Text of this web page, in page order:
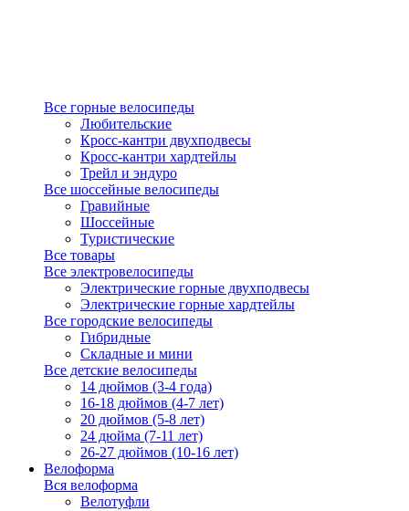
Все горные велосипеды
Любительские
Кросс-кантри двухподвесы
Кросс-кантри хардтейлы
Трейл и эндуро
Все шоссейные велосипеды
Гравийные
Шоссейные
Туристические
Все товары
Все электровелосипеды
Электрические горные двухподвесы
Электрические горные хардтейлы
Все городские велосипеды
Гибридные
Складные и мини
Все детские велосипеды
14 дюймов (3-4 года)
16-18 дюймов (4-7 лет)
20 дюймов (5-8 лет)
24 дюйма (7-11 лет)
26-27 дюймов (10-16 лет)
Велоформа
Вся велоформа
Велотуфли